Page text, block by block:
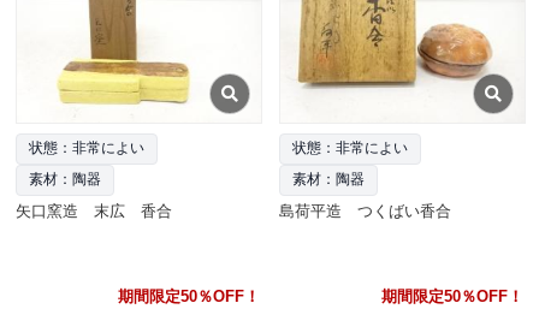
状態：非常によい
素材：陶器
矢口窯造 末広 香合
期間限定50％OFF！
状態：非常によい
素材：陶器
島荷平造 つくばい香合
期間限定50％OFF！